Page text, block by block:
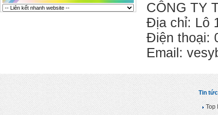
CÔNG TY
Địa chỉ: Lô
Điện thoại:
Email:
Tin tức
Top